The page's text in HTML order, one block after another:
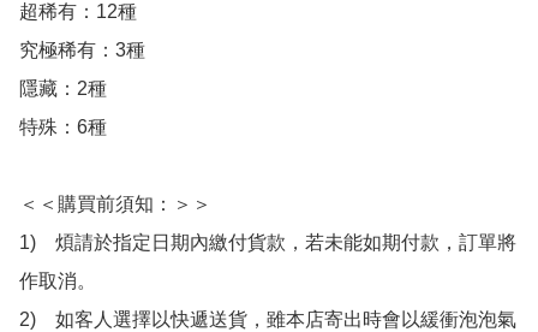
超稀有：12種
究極稀有：3種
隱藏：2種
特殊：6種
＜＜購買前須知：＞＞
1)　煩請於指定日期內繳付貨款，若未能如期付款，訂單將
作取消。
2)　如客人選擇以快遞送貨，雖本店寄出時會以緩衝泡泡氣